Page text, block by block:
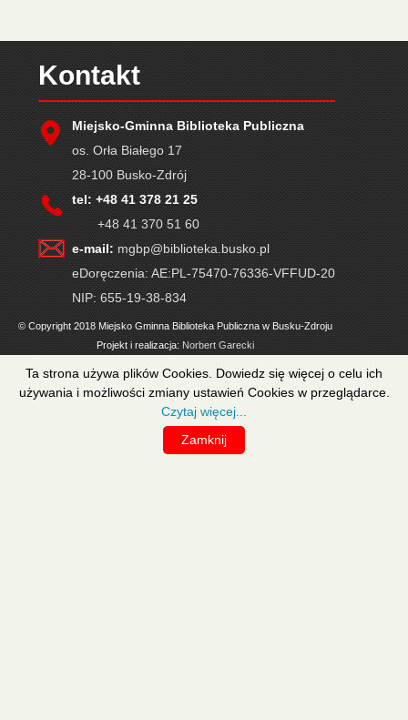
Kontakt
Miejsko-Gminna Biblioteka Publiczna
os. Orła Białego 17
28-100 Busko-Zdrój
tel: +48 41 378 21 25
+48 41 370 51 60
e-mail: mgbp@biblioteka.busko.pl
eDoręczenia: AE:PL-75470-76336-VFFUD-20
NIP: 655-19-38-834
© Copyright 2018 Miejsko Gminna Biblioteka Publiczna w Busku-Zdroju
Projekt i realizacja: Norbert Garecki
Ta strona używa plików Cookies. Dowiedz się więcej o celu ich
używania i możliwości zmiany ustawień Cookies w przeglądarce.
Czytaj więcej...
Zamknij